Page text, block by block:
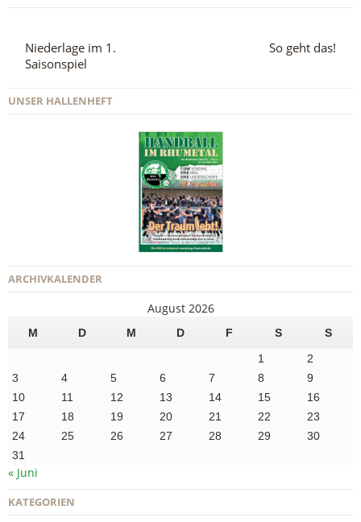
Niederlage im 1.
Saisonspiel
So geht das!
UNSER HALLENHEFT
ARCHIVKALENDER
August 2026
M D M D F S
S
1
2
3
4 5 6 7 8
9
10
11 12 13 14 15
16
17
18 19 20 21 22
23
24
25 26 27 28 29
30
31
« Juni
KATEGORIEN